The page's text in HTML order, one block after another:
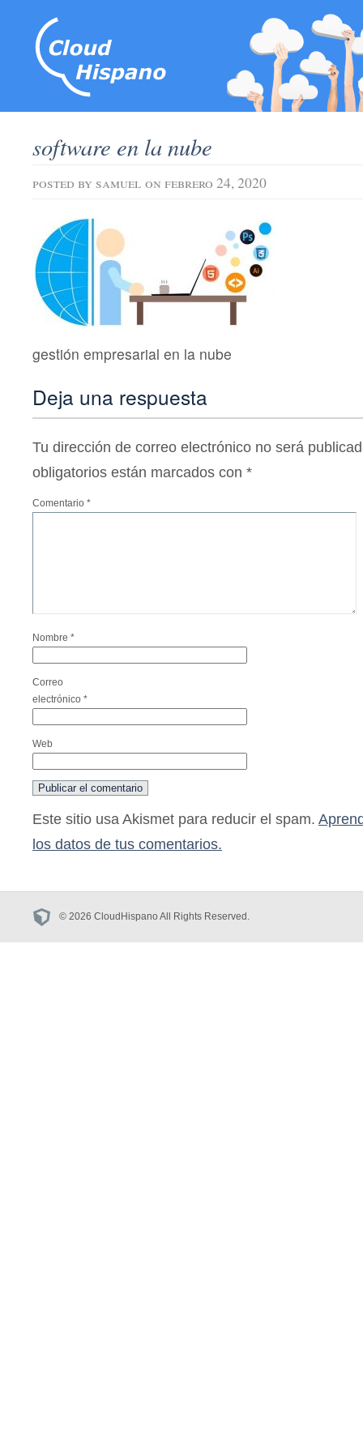
software en la nube
posted by samuel on febrero 24, 2020
gestión empresarial en la nube
Deja una respuesta
Tu dirección de correo electrónico no será
obligatorios están marcados con *
Comentario *
Nombre *
Correo
electrónico *
Web
Este sitio usa Akismet para reducir el spam.
los datos de tus comentarios.
© 2026 CloudHispano All Rights Reserved.